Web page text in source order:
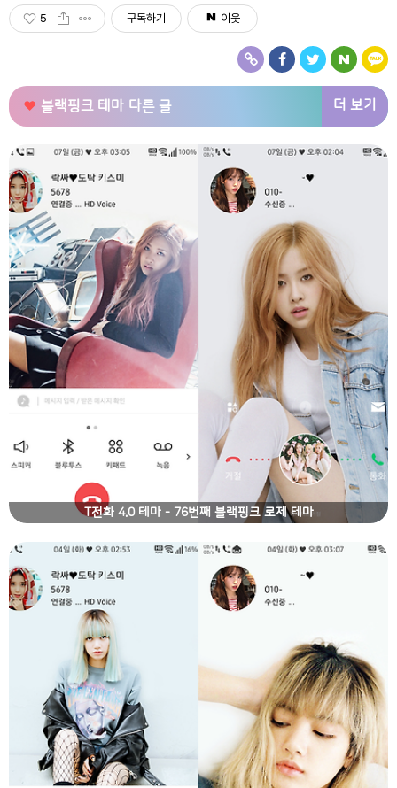
5 구독하기 이웃
블랙핑크 테마 다른 글 더 보기
T전화 4.0 테마 - 76번째 블랙핑크 로제 테마